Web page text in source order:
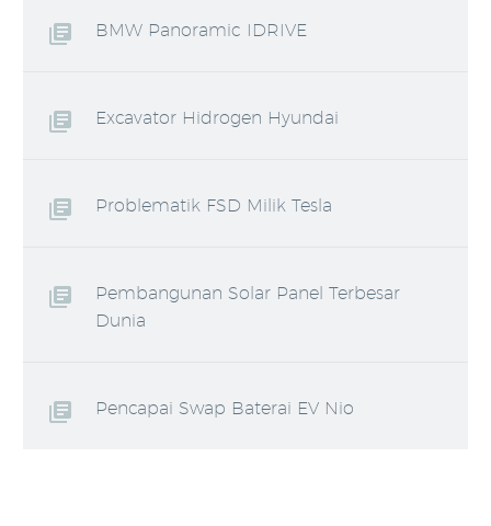
BMW Panoramic IDRIVE
Excavator Hidrogen Hyundai
Problematik FSD Milik Tesla
Pembangunan Solar Panel Terbesar
Dunia
Pencapai Swap Baterai EV Nio